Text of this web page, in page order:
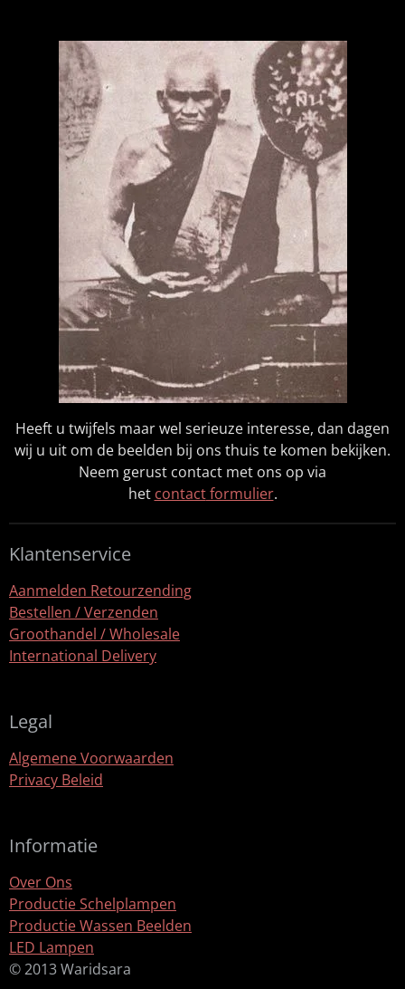
Heeft u twijfels maar wel serieuze interesse, dan dagen
wij u uit om de beelden bij ons thuis te komen bekijken.
Neem gerust contact met ons op via
het contactformulier.
Klantenservice
Aanmelden Retourzending
Bestellen / Verzenden
Groothandel / Wholesale
International Delivery
Legal
Algemene Voorwaarden
Privacy Beleid
Informatie
Over Ons
Productie Schelplampen
Productie Wassen Beelden
LED Lampen
© 2013 Waridsara